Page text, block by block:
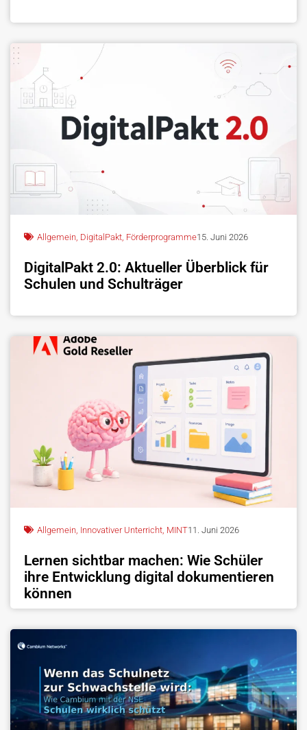
Allgemein DigitalPakt Förderprogramme15. Juni 2026
DigitalPakt 2.0: Aktueller Überblick für
Schulen und Schulträger
Allgemein Innovativer Unterricht MINT11. Juni 2026
Lernen sichtbar machen: Wie Schüler
ihre Entwicklung digital dokumentieren
können